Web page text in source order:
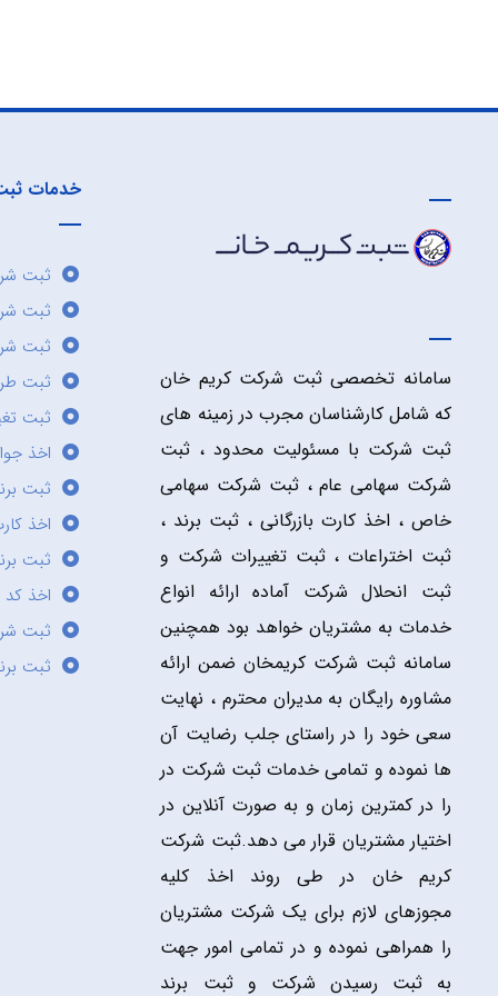
سامانه تخصصی ثبت شرکت کریم خان
که شامل کارشناسان مجرب در زمینه های
ثبت شرکت با مسئولیت محدود ، ثبت
شرکت سهامی عام ، ثبت شرکت سهامی
خاص ، اخذ کارت بازرگانی ، ثبت برند ،
ثبت اختراعات ، ثبت تغییرات شرکت و
ثبت انحلال شرکت آماده ارائه انواع
خدمات به مشتریان خواهد بود همچنین
سامانه ثبت شرکت کریمخان ضمن ارائه
مشاوره رایگان به مدیران محترم ، نهایت
سعی خود را در راستای جلب رضایت آن
ها نموده و تمامی خدمات ثبت شرکت در
را در کمترین زمان و به صورت آنلاین در
اختیار مشتریان قرار می دهد.ثبت شرکت
کریم خان در طی روند اخذ کلیه
مجوزهای لازم برای یک شرکت مشتریان
را همراهی نموده و در تمامی امور جهت
به ثبت رسیدن شرکت و ثبت برند
خدمات
ثبت
ثبت
ثبت
ثبت
ثبت
اخذ
ثبت
اخذ
ثبت
اخذ کد
ثبت
ثبت